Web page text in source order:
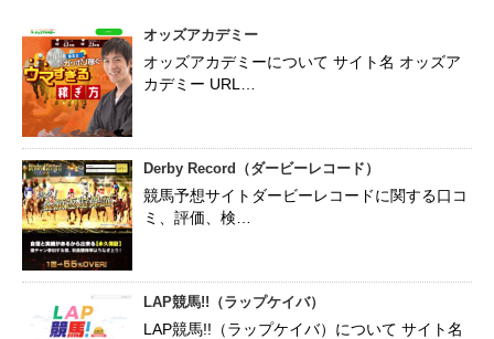
オッズアカデミー
オッズアカデミーについて サイト名 オッズア
カデミー URL…
Derby Record（ダービーレコード）
競馬予想サイトダービーレコードに関する口コ
ミ、評価、検…
LAP競馬!!（ラップケイバ）
LAP競馬!!（ラップケイバ）について サイト名